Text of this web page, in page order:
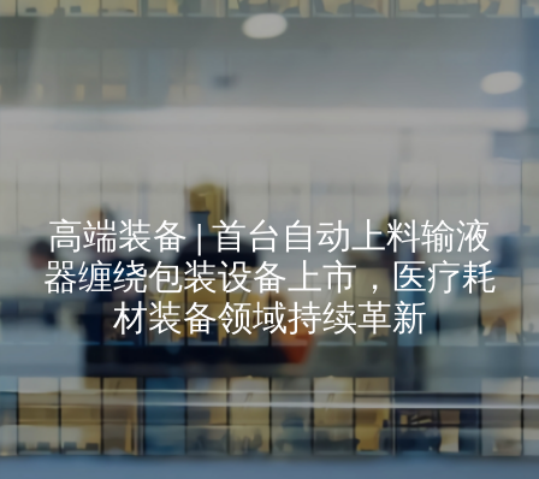
高端装备 | 首台自动上料输液
器缠绕包装设备上市，医疗耗
材装备领域持续革新